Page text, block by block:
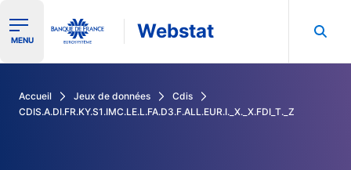
Ouvrir le menu de navigation
MENU Webstat
Accueil Jeux de données
Cdis
CDIS.A.DI.FR.KY.S1.IMC.LE.L.FA.D3.F.ALL.EUR.I._X._X.FDI_T._Z